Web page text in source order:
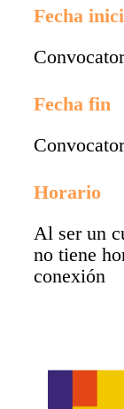
Fecha
Fecha fin
Horario
Al ser un
no tiene
conexión